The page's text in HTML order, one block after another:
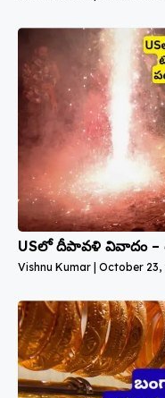
USలో దీపావళి వివాదం
Vishnu Kumar October 23,